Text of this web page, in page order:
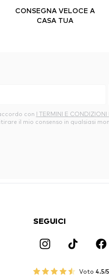
CONSEGNA VELOCE A
CASA TUA
con I TERMINI E CONDIZIONI
il mio consenso in qualsiasi
SEGUICI
Voto 4.5/5